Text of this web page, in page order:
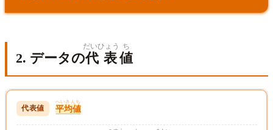
2. データの代表
だいひょう
値
ち
平均値
へいきんち